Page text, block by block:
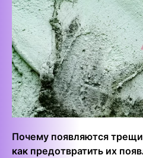
Почему появляются
как предотвратить их